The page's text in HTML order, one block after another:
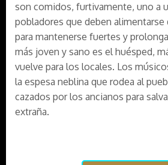
son comidos, furtivamente, uno a
pobladores que deben
para mantenerse fuertes y
más joven y sano es el huésped,
vuelve para los locales. Los
la espesa neblina que rodea al
cazados por los ancianos para
extraña.